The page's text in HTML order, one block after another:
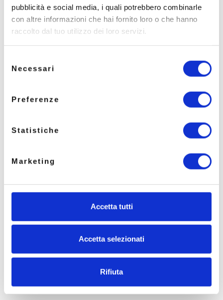
pubblicità e social media, i quali potrebbero combinarle
con altre informazioni che hai fornito loro o che hanno
raccolto dal tuo utilizzo dei loro servizi.
delNecessari
Preferenze
Statistiche
Marketing
Accetta tutti
Accetta selezionati
Rifiuta
Formazione e crescita professionale
attraverso
. Offriamo
corsi di aggiornamento, workshop e programmi
affrontare nuove sfide con successo.
Benessere e flessibilità